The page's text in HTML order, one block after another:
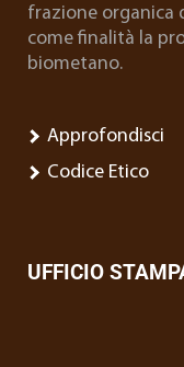
frazione organica
come finalità la
biometano.
Approfondisci
Codice Etico
UFFICIO